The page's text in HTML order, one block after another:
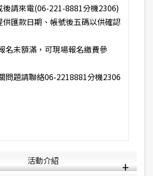
請來電(06-221-8881分機2306)
供匯款日期、帳號後五碼以供確認
名未額滿，可現場報名繳費參
問題請聯絡06-2218881分機2306
活動介紹